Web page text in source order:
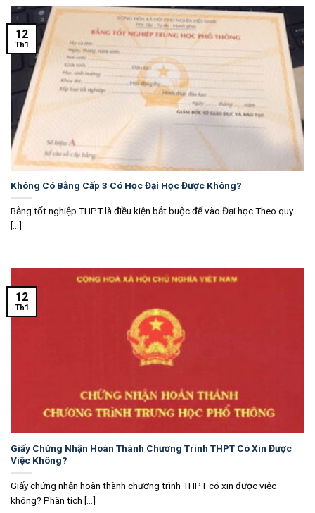
Không Có Bằng Cấp 3 Có Học Đại Học Được Không?
Bằng tốt nghiệp THPT là điều kiện bắt buộc để vào Đại học Theo quy
[...]
12
Th1
Giấy Chứng Nhận Hoàn Thành Chương Trình THPT Có Xin Được
Việc Không?
Giấy chứng nhận hoàn thành chương trình THPT có xin được việc
không? Phân tích [...]
12
Th1